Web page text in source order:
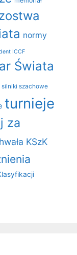
normy
ICCF
Świata
silniki szachowe
turnieje
za
KSzK